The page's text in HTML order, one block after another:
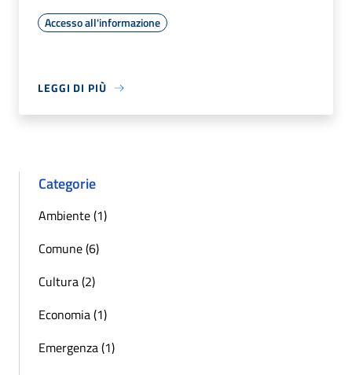
Accesso all'informazione
LEGGI DI PIÙ
Categorie
Ambiente (1)
Comune (6)
Cultura (2)
Economia (1)
Emergenza (1)